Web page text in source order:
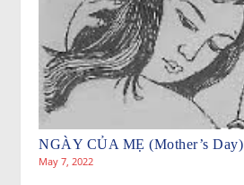
NGÀY CỦA MẸ (Mother’s Day)
May 7, 2022